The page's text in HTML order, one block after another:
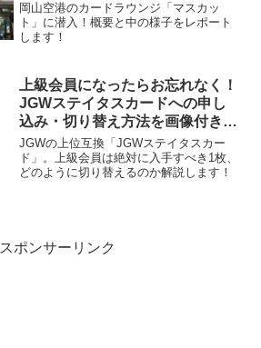
岡山空港のカードラウンジ「マスカッ
ト」に潜入！概要と中の様子をレポート
します！
上級会員になったらお忘れなく！
JGWステイタスカードへの申し
込み・切り替え方法を画像付きで
解説！
JGWの上位互換「JGWステイタスカー
ド」。上級会員は絶対に入手すべき1枚、
どのように切り替えるのか解説します！
スポンサーリンク